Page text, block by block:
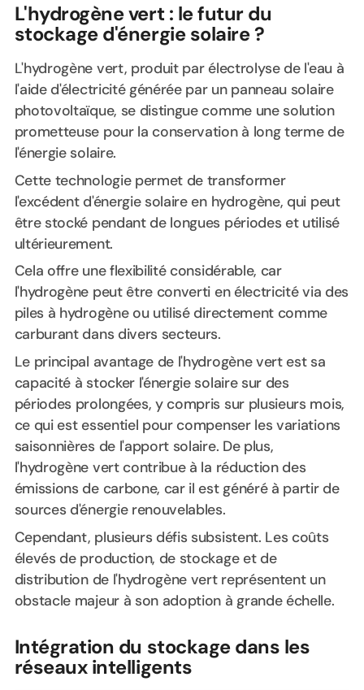
L'hydrogène vert : le futur du
stockage d'énergie solaire ?
L'hydrogène vert, produit par électrolyse de l'eau à
l'aide d'électricité générée par un panneau solaire
photovoltaïque, se distingue comme une solution
prometteuse pour la conservation à long terme de
l'énergie solaire.
Cette technologie permet de transformer
l'excédent d'énergie solaire en hydrogène, qui peut
être stocké pendant de longues périodes et utilisé
ultérieurement.
Cela offre une flexibilité considérable, car
l'hydrogène peut être converti en électricité via des
piles à hydrogène ou utilisé directement comme
carburant dans divers secteurs.
Le principal avantage de l'hydrogène vert est sa
capacité à stocker l'énergie solaire sur des
périodes prolongées, y compris sur plusieurs mois,
ce qui est essentiel pour compenser les variations
saisonnières de l'apport solaire. De plus,
l'hydrogène vert contribue à la réduction des
émissions de carbone, car il est généré à partir de
sources d'énergie renouvelables.
Cependant, plusieurs défis subsistent. Les coûts
élevés de production, de stockage et de
distribution de l'hydrogène vert représentent un
obstacle majeur à son adoption à grande échelle.
Intégration du stockage dans les
réseaux intelligents